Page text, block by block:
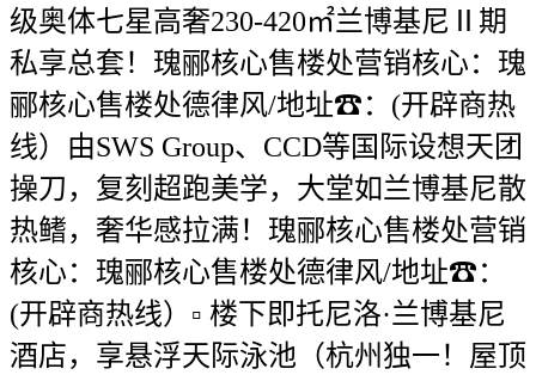
级奥体七星高奢230-420㎡兰博基尼Ⅱ期
私享总套！瑰郦核心售楼处营销核心：瑰
郦核心售楼处德律风/地址☎：(开辟商热
线）由SWS Group、CCD等国际设想天团
操刀，复刻超跑美学，大堂如兰博基尼散
热鳍，奢华感拉满！瑰郦核心售楼处营销
核心：瑰郦核心售楼处德律风/地址☎：
(开辟商热线）▫️ 楼下即托尼洛·兰博基尼
酒店，享悬浮天际泳池（杭州独一！屋顶